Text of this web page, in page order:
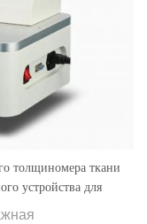
толщиномера ткани
устройства для